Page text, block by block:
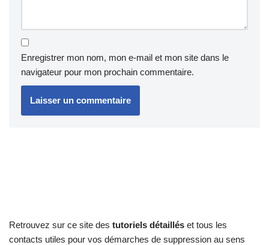
Enregistrer mon nom, mon e-mail et mon site dans le
navigateur pour mon prochain commentaire.
Retrouvez sur ce site des tutoriels détaillés et tous les
contacts utiles pour vos démarches de suppression au sens